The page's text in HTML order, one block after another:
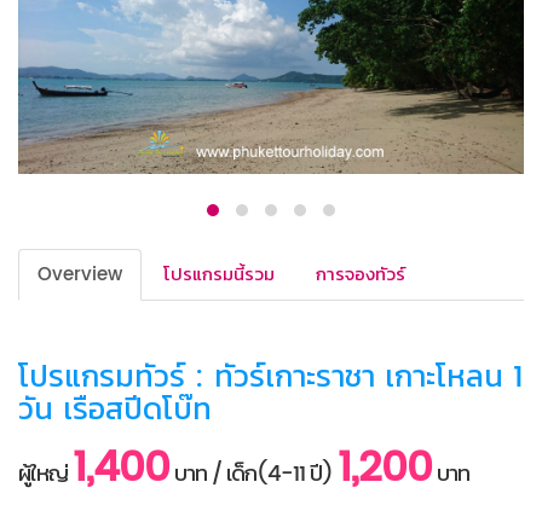
Overview โปรแกรมนี้รวม การจองทัวร์
โปรแกรมทัวร์ : ทัวร์เกาะราชา เกาะโหลน 1
วัน เรือสปีดโบ๊ท
ผู้ใหญ่1,400บาท / เด็ก(4-11 ปี) 1,200บาท